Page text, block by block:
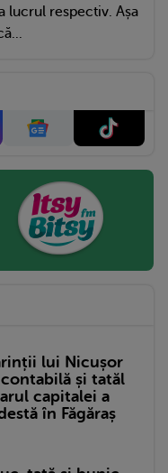
lucrul respectiv. Așa
lui Nicușor
contabilă și tatăl
capitalei a
în Făgăraș